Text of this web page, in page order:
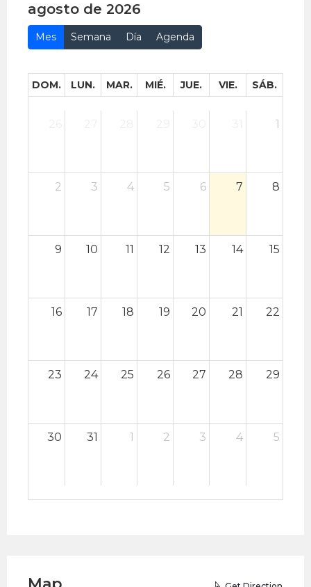
agosto de 2026
Mes Semana Día Agenda
DOM. LUN. MAR. MIÉ. JUE. VIE. SÁB.
1
2 3 4 5 6 7 8
9 10 11 12 13 14 15
16 17 18 19 20 21 22
23 24 25 26 27 28 29
30 31 1 2 3 4 5